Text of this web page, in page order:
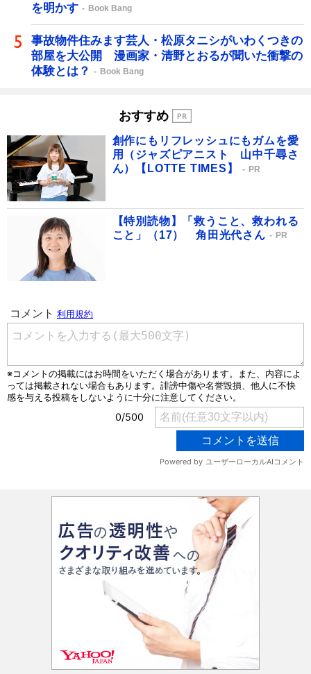
を明かす
Book Bang
事故物件住みます芸人・松原タニシがいわくつきの
部屋を大公開 漫画家・清野とおるが聞いた衝撃の
体験とは？
Book Bang
おすすめ
創作にもリフレッシュにもガムを愛
用（ジャズピアニスト 山中千尋さ
ん）【LOTTE TIMES】
PR
【特別読物】「救うこと、救われる
こと」（17） 角田光代さん
PR